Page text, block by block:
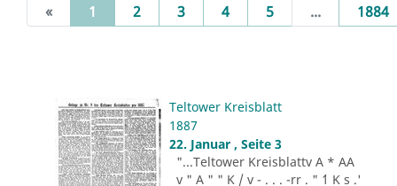
« 1 (current)
2 3 4 5 ... 1884
Teltower Kreisblatt
1887
22. Januar , Seite 3
"...Teltower Kreisblattv A * AA
v " A " " K / v - . . . -rr . " ´1 K s .'